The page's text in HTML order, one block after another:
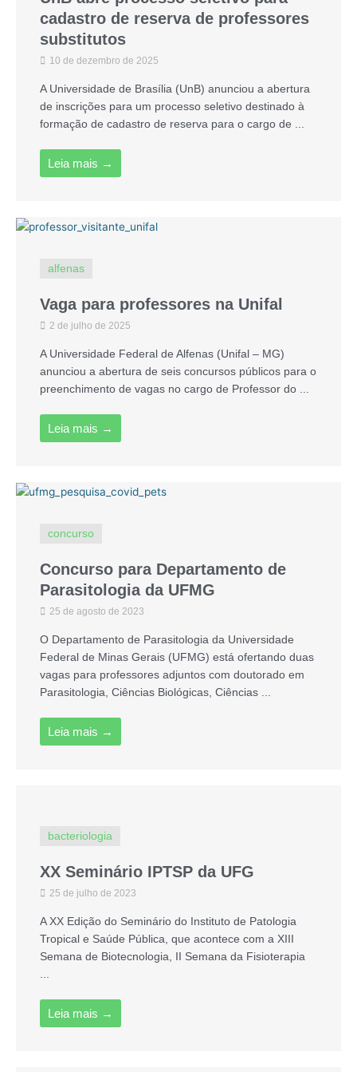
cadastro de reserva de professores
substitutos
10 de dezembro de 2025
A Universidade de Brasília (UnB) anunciou a abertura
de inscrições para um processo seletivo destinado à
formação de cadastro de reserva para o cargo de ...
Leia mais →
alfenas
Vaga para professores na Unifal
2 de julho de 2025
A Universidade Federal de Alfenas (Unifal – MG)
anunciou a abertura de seis concursos públicos para o
preenchimento de vagas no cargo de Professor do ...
Leia mais →
concurso
Concurso para Departamento de
Parasitologia da UFMG
25 de agosto de 2023
O Departamento de Parasitologia da Universidade
Federal de Minas Gerais (UFMG) está ofertando duas
vagas para professores adjuntos com doutorado em
Parasitologia, Ciências Biológicas, Ciências ...
Leia mais →
bacteriologia
XX Seminário IPTSP da UFG
25 de julho de 2023
A XX Edição do Seminário do Instituto de Patologia
Tropical e Saúde Pública, que acontece com a XIII
Semana de Biotecnologia, II Semana da Fisioterapia
...
Leia mais →